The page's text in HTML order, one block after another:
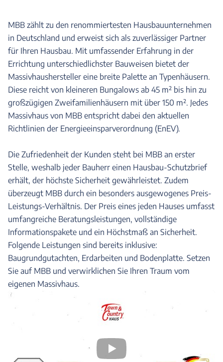
MBB zählt zu den renommiertesten Hausbauunternehmen
in Deutschland und erweist sich als zuverlässiger Partner
für Ihren Hausbau. Mit umfassender Erfahrung in der
Errichtung unterschiedlichster Bauweisen bietet der
Massivhaushersteller eine breite Palette an Typenhäusern.
Diese reicht von kleineren Bungalows ab 45 m² bis hin zu
großzügigen Zweifamilienhäusern mit über 150 m². Jedes
Massivhaus von MBB entspricht dabei den aktuellen
Richtlinien der Energieeinsparverordnung (EnEV).
Die Zufriedenheit der Kunden steht bei MBB an erster
Stelle, weshalb jeder Bauherr einen Hausbau-Schutzbrief
erhält, der höchste Sicherheit gewährleistet. Zudem
überzeugt MBB durch ein besonders ausgewogenes Preis-
Leistungs-Verhältnis. Der Preis eines jeden Hauses umfasst
umfangreiche Beratungsleistungen, vollständige
Informationspakete und ein Höchstmaß an Sicherheit.
Folgende Leistungen sind bereits inklusive:
Baugrundgutachten, Erdarbeiten und Bodenplatte. Setzen
Sie auf MBB und verwirklichen Sie Ihren Traum vom
eigenen Massivhaus.